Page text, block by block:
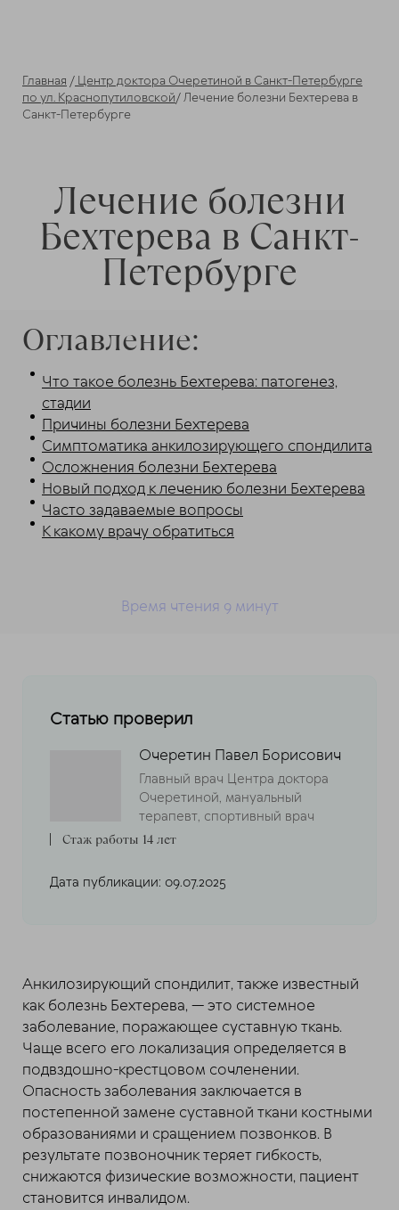
Главная / Центр доктора Очеретиной в Санкт-Петербурге
по ул. Краснопутиловской/ Лечение болезни Бехтерева в
Санкт-Петербурге
Лечение болезни
Бехтерева в Санкт-
Петербурге
Оглавление:
Что такое болезнь Бехтерева: патогенез,
стадии
Причины болезни Бехтерева
Симптоматика анкилозирующего спондилита
Осложнения болезни Бехтерева
Новый подход к лечению болезни Бехтерева
Часто задаваемые вопросы
К какому врачу обратиться
Время чтения 9 минут
Статью проверил
Очеретин Павел Борисович
Главный врач Центра доктора
Очеретиной, мануальный
терапевт, спортивный врач
Стаж работы 14 лет
Дата публикации: 09.07.2025
Анкилозирующий спондилит, также известный
как болезнь Бехтерева, — это системное
заболевание, поражающее суставную ткань.
Чаще всего его локализация определяется в
подвздошно-крестцовом сочленении.
Опасность заболевания заключается в
постепенной замене суставной ткани костными
образованиями и сращением позвонков. В
результате позвоночник теряет гибкость,
снижаются физические возможности, пациент
становится инвалидом.